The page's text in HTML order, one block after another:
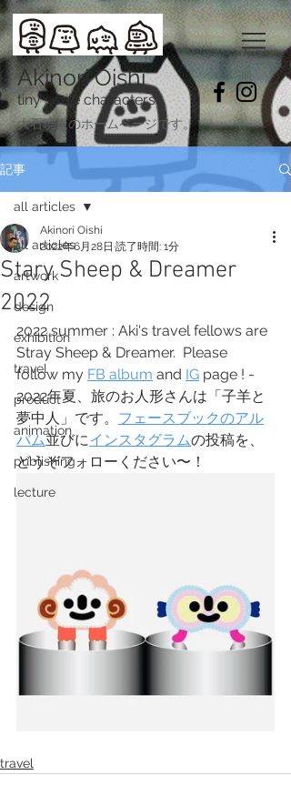
Akinori Oishi
tiny smile characters
​大石暁規のホームページです。
記事
all articles
artwork
design
exhibition
travel
product
animation
publishing
lecture
all articles
Stary Sheep & Dreamer
2022
Akinori Oishi
2022年6月28日 読了時間: 1分
2022 summer : Aki's travel fellows are
Stray Sheep & Dreamer.  Please
follow my FB album and IG page ! -
2022年夏、旅のお人形さんは「子羊と
夢中人」です。 フェースブックのアル
バム並びにインスタグラムの投稿を、
どうぞフォローください〜！
travel